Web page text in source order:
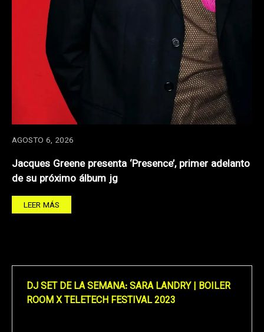
AGOSTO 6, 2026
Jacques Greene presenta ‘Presence’, primer adelanto
de su próximo álbum jg
LEER MÁS
DJ SET DE LA SEMANA: SARA LANDRY | BOILER
ROOM X TELETECH FESTIVAL 2023